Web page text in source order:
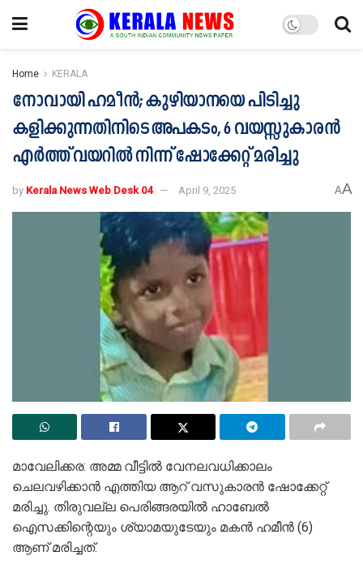
Home KERALA
നോവായി ഹമീൻ; കുഴിയാനയെ പിടിച്ചു
കളിക്കുന്നതിനിടെ അപകടം, 6 വയസ്സുകാരൻ
എർത്ത് വയറിൽ നിന്ന് ഷോക്കേറ്റ് മരിച്ചു
by Kerala News Web Desk 04 April 9, 2025 AA
മാവേലിക്കര: അമ്മ വീട്ടില്‍ വേനലവധിക്കാലം
ചെലവഴിക്കാന്‍ എത്തിയ ആറ് വസുകാരന്‍ ഷോക്കേറ്റ്
മരിച്ചു. തിരുവല്ല പെരിങ്ങരയില്‍ ഹാബേല്‍
ഐസക്കിന്റെയും ശ്യാമയുടേയും മകന്‍ ഹമീന്‍ (6)
ആണ് മരിച്ചത്.